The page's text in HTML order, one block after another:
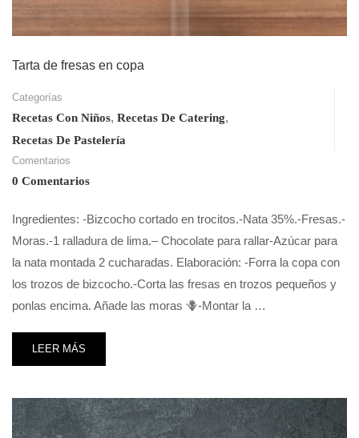
Tarta de fresas en copa
Categorías
Recetas Con Niños, Recetas De Catering,
Recetas De Pastelería
Comentarios
0 Comentarios
Ingredientes: -Bizcocho cortado en trocitos.-Nata 35%.-Fresas.-
Moras.-1 ralladura de lima.– Chocolate para rallar-Azúcar para
la nata montada 2 cucharadas. Elaboración: -Forra la copa con
los trozos de bizcocho.-Corta las fresas en trozos pequeños y
ponlas encima. Añade las moras 🪻-Montar la …
LEER MÁS